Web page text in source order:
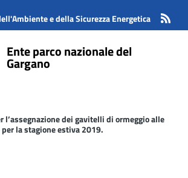
e della Sicurezza Energetica
la navigazione
Ente parco nazionale del
Gargano
l’assegnazione dei gavitelli di ormeggio alle
la stagione estiva 2019.